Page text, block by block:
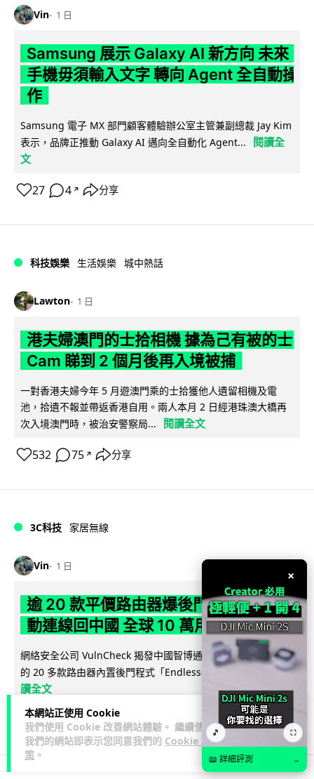
本網站正使用 Cookie
我們使用 Cookie 改善網站體驗。 繼續使用
我們的網站即表示您同意我們的 Cookie 政
策 。
Vin 1 日
Samsung 展示 Galaxy AI 新方向 未來
手機毋須輸入文字 轉向 Agent 全自動操
作
Samsung 電子 MX 部門顧客體驗辦公室主管兼副總裁 Jay Kim
表示，品牌正推動 Galaxy AI 邁向全自動化 Agent...
閱讀全
文
27 4 ↗ 分享
科技娛樂 生活娛樂 城中熱話
Lawton 1 日
港夫婦澳門的士拾相機 據為己有被的士
Cam 睇到 2 個月後再入境被捕
一對香港夫婦今年 5 月遊澳門乘的士拾獲他人遺留相機及電
池，拾遺不報並帶返香港自用。兩人本月 2 日經港珠澳大橋再
次入境澳門時，被治安警察局...
閱讀全文
532 75 ↗ 分享
3C科技 家居無線
Vin 1 日
逾 20 款平價路由器爆後門 每 35 秒自
動連線回中國 全球 10 萬用家私隱堪憂
網絡安全公司 VulnCheck 揭發中國智博通電子（Zbtlink）生產
的 20 多款路由器內置後門程式「Endlessdoors」（無盡... 閱
讀全文
964 221↗ 分享
×
🎵 ⛶
📖 詳細評測 →